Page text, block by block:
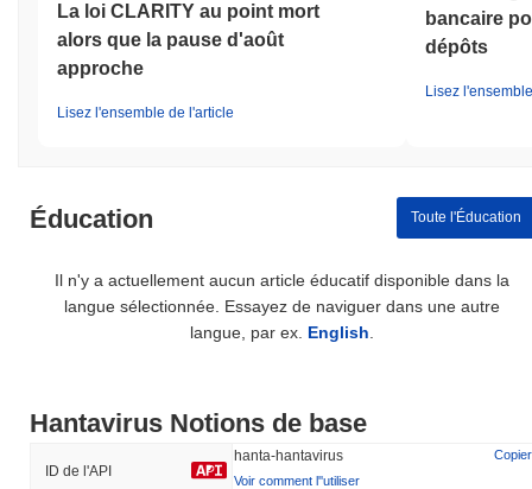
La loi CLARITY au point mort
alors que la pause d'août
approche
Lisez l'ensemble de l'article
bancaire
dépôts
Lisez
Éducation Toute l'Éducation
Il n'y a actuellement aucun article éducatif disponible dans la
langue sélectionnée. Essayez de naviguer dans une autre
langue, par ex. English
Hantavirus Notions de base
ID de l'API
hanta-hantavirus
Copier
Voir comment l''utiliser